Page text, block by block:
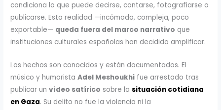
condiciona lo que puede decirse, cantarse, fotografiarse o
publicarse. Esta realidad —incómoda, compleja, poco
exportable— queda fuera del marco narrativo que
instituciones culturales españolas han decidido amplificar.
Los hechos son conocidos y están documentados. El
músico y humoristaAdel Meshoukhi fue arrestado tras
publicar unvídeo satírico sobre lasituación cotidiana
en Gaza. Su delito no fue la violencia ni la